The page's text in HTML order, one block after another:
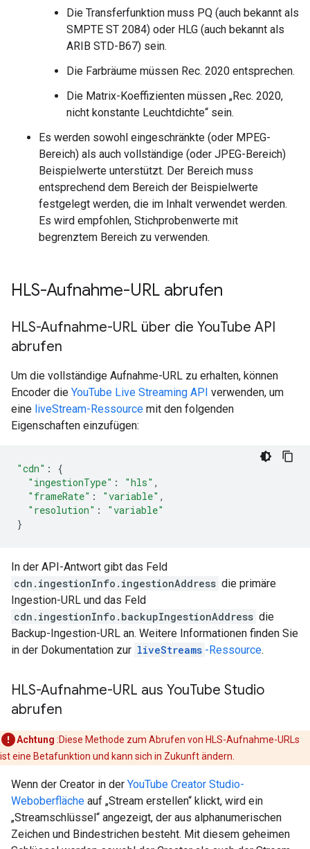
Die Transferfunktion muss PQ (auch bekannt als
SMPTE ST 2084) oder HLG (auch bekannt als
ARIB STD-B67) sein.
Die Farbräume müssen Rec. 2020 entsprechen.
Die Matrix-Koeffizienten müssen „Rec. 2020,
nicht konstante Leuchtdichte“ sein.
Es werden sowohl eingeschränkte (oder MPEG-
Bereich) als auch vollständige (oder JPEG-Bereich)
Beispielwerte unterstützt. Der Bereich muss
entsprechend dem Bereich der Beispielwerte
festgelegt werden, die im Inhalt verwendet werden.
Es wird empfohlen, Stichprobenwerte mit
begrenztem Bereich zu verwenden.
HLS-Aufnahme-URL abrufen
HLS-Aufnahme-URL über die YouTube API
abrufen
Um die vollständige Aufnahme-URL zu erhalten, können
Encoder die YouTube Live Streaming API verwenden, um
eine liveStream-Ressource mit den folgenden
Eigenschaften einzufügen:
"cdn" :
{
"ingestionType" : "hls" ,
"frameRate" : "variable" ,
"resolution" :
"variable"
}
In der API-Antwort gibt das Feld
cdn.ingestionInfo.ingestionAddress die primäre
Ingestion-URL und das Feld
cdn.ingestionInfo.backupIngestionAddress die
Backup-Ingestion-URL an. Weitere Informationen finden Sie
in der Dokumentation zur liveStreams -Ressource.
HLS-Aufnahme-URL aus YouTube Studio
abrufen
Achtung :Diese Methode zum Abrufen von HLS-Aufnahme-URLs
ist eine Betafunktion und kann sich in Zukunft ändern.
Wenn der Creator in der YouTube Creator Studio-
Weboberfläche auf „Stream erstellen“ klickt, wird ein
„Streamschlüssel“ angezeigt, der aus alphanumerischen
Zeichen und Bindestrichen besteht. Mit diesem geheimen